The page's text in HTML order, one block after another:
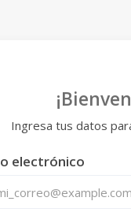
Ingresa tus datos
electrónico